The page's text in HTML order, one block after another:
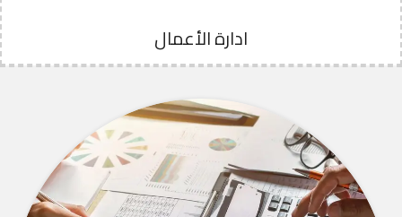
ادارة الأعمال